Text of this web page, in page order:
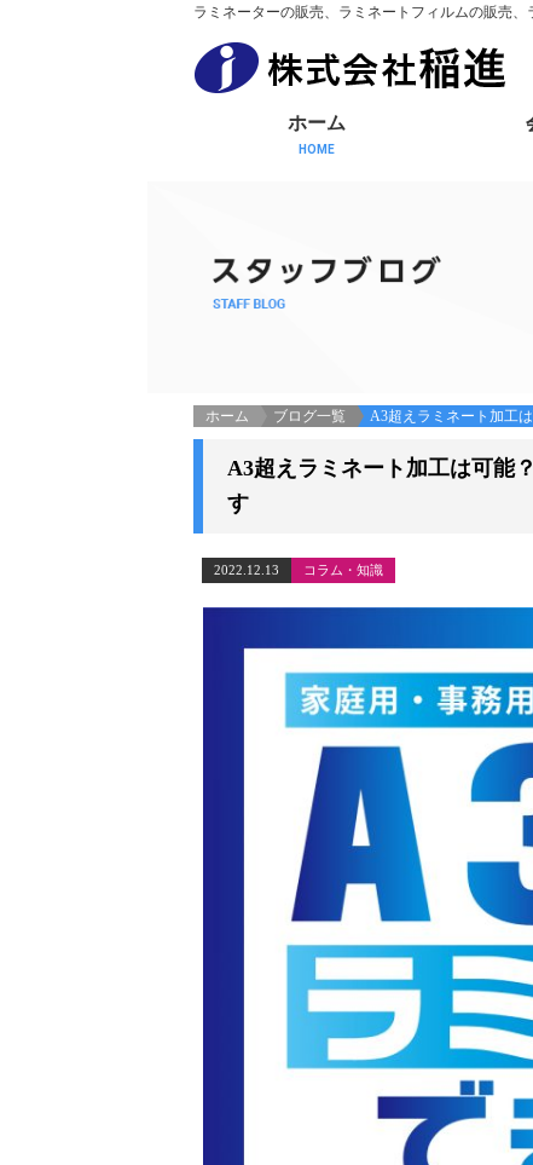
ラミネーターの販売、ラミネートフィルムの販売、
ホーム
HOME
ホーム ブログ一覧 A3超えラミネート加工
A3超えラミネート加工は可能
す
2022.12.13 コラム・知識